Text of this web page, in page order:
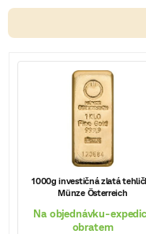
V
1000g investičná zlatá
Münze Österreich
Na objednávku-
obratem